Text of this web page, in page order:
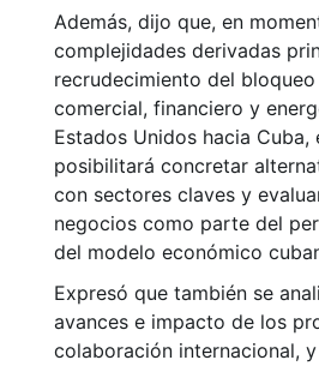
Además, dijo que, en
complejidades derivadas
recrudecimiento del
comercial, financiero y
Estados Unidos hacia Cuba,
posibilitará concretar
con sectores claves y
negocios como parte del
del modelo económico
Expresó que también se
avances e impacto de los
colaboración internacional,